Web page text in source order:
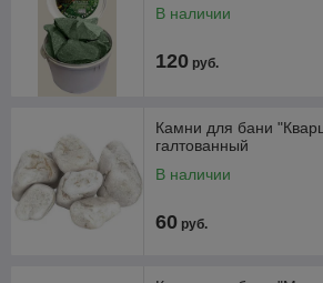
В наличии
120 руб.
Камни для бани
галтованный
В наличии
60 руб.